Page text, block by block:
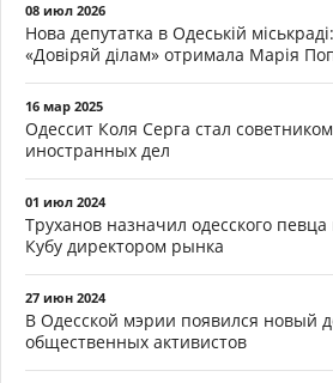
08 июл 2026
Нова депутатка в Одеській
«Довіряй ділам» отримала Марія
16 мар 2025
Одессит Коля Серга стал
иностранных дел
01 июл 2024
Труханов назначил одесского
Кубу директором рынка
27 июн 2024
В Одесской мэрии появился новый
общественных активистов